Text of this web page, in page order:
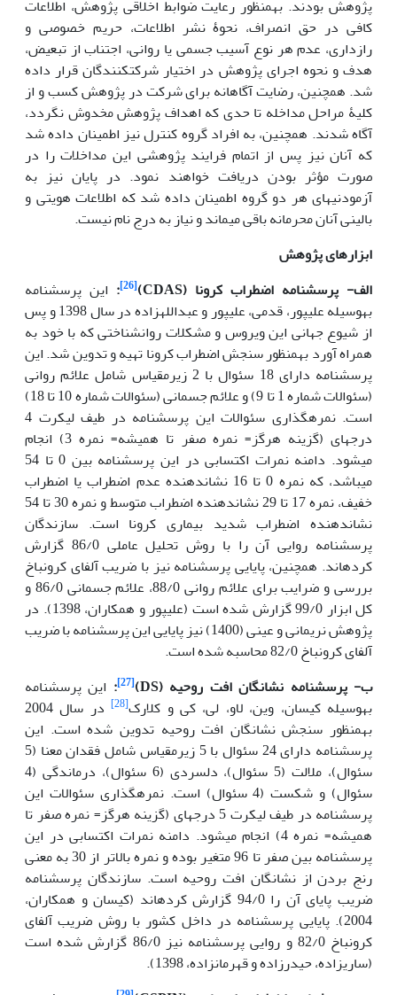
پژوهش بودند. به‏منظور رعایت ضوابط اخلاقی پژوهش، اطلاعات
کافی در حق انصراف، نحوۀ نشر اطلاعات، حریم خصوصی و
رازداری، عدم هر نوع آسیب جسمی یا روانی، اجتناب از تبعیض،
هدف و نحوه اجرای پژوهش در اختیار شرکت‏کنندگان قرار داده
شد. همچنین، رضایت آگاهانه برای شرکت در پژوهش کسب و از
کلیۀ مراحل مداخله تا حدی که اهداف پژوهش مخدوش نگردد،
آگاه شدند. همچنین، به افراد گروه کنترل نیز اطمینان داده شد
که آنان نیز پس از اتمام فرایند پژوهشی این مداخلات را در
صورت مؤثر بودن دریافت خواهند نمود. در پایان نیز به
آزمودنی‏های هر دو گروه اطمینان داده شد که اطلاعات هویتی و
بالینی آنان محرمانه باقی می‏ماند و نیاز به درج نام نیست.
ابزارهای پژوهش
الف- پرسشنامه اضطراب کرونا (CDAS
)
[26]
: این پرسشنامه
به‏وسیله علی‏پور، قدمی، علیپور و عبدالله‏زاده در سال 1398 و پس
از شیوع جهانی این ویروس و مشکلات روان‏شناختی که با خود به
همراه آورد به‏منظور سنجش اضطراب کرونا تهیه و تدوین شد. این
پرسشنامه دارای 18 سئوال با 2 زیرمقیاس شامل علائم روانی
(سئوالات شماره 1 تا 9) و علائم جسمانی (سئوالات شماره 10 تا 18)
است. نمره‏گذاری سئوالات این پرسشنامه در طیف لیکرت 4
درجه­ای (گزینه هرگز= نمره صفر تا همیشه= نمره 3) انجام
می‏شود. دامنه نمرات اکتسابی در این پرسشنامه بین 0 تا 54
می‏باشد، که نمره 0 تا 16 نشان‏دهنده عدم اضطراب یا اضطراب
خفیف، نمره 17 تا 29 نشان‏دهنده اضطراب متوسط و نمره 30 تا 54
نشان‏دهنده اضطراب شدید بیماری کرونا است. سازندگان
پرسشنامه روایی آن را با روش تحلیل عاملی 86/0 گزارش
کرده‏اند. همچنین، پایایی پرسشنامه نیز با ضریب آلفای کرونباخ
بررسی و ضرایب برای علائم روانی 88/0، علائم جسمانی 86/0 و
کل ابزار 99/0 گزارش شده است (علی­پور و همکاران، 1398). در
پژوهش نریمانی و عینی (1400) نیز پایایی این پرسشنامه با ضریب
آلفای کرونباخ 82/0 محاسبه شده است.
ب-پرسشنامه نشانگان افت روحیه (DS
)
[27]
: این پرسشنامه
به‏وسیله کیسان، وین، لاو، لی، کی و کلارک[28]
در سال 2004
به‏منظور سنجش نشانگان افت روحیه تدوین شده است. این
پرسشنامه دارای 24 سئوال با 5 زیرمقیاس شامل فقدان معنا (5
سئوال)، ملالت (5 سئوال)، دلسردی (6 سئوال)، درماندگی (4
سئوال) و شکست (4 سئوال) است. نمره‏گذاری سئوالات این
پرسشنامه در طیف لیکرت 5 درجه­ای (گزینه هرگز= نمره صفر تا
همیشه= نمره 4) انجام می‏شود. دامنه نمرات اکتسابی در این
پرسشنامه بین صفر تا 96 متغیر بوده و نمره بالاتر از 30 به معنی
رنج بردن از نشانگان افت روحیه است. سازندگان پرسشنامه
ضریب پایای آن را 94/0 گزارش کرده‏اند (کیسان و همکاران،
2004). پایایی پرسشنامه در داخل کشور با روش ضریب آلفای
کرونباخ 82/0 و روایی پرسشنامه نیز 86/0 گزارش شده است
(ساری‏زاده، حیدرزاده و قهرمان‏زاده، 1398).